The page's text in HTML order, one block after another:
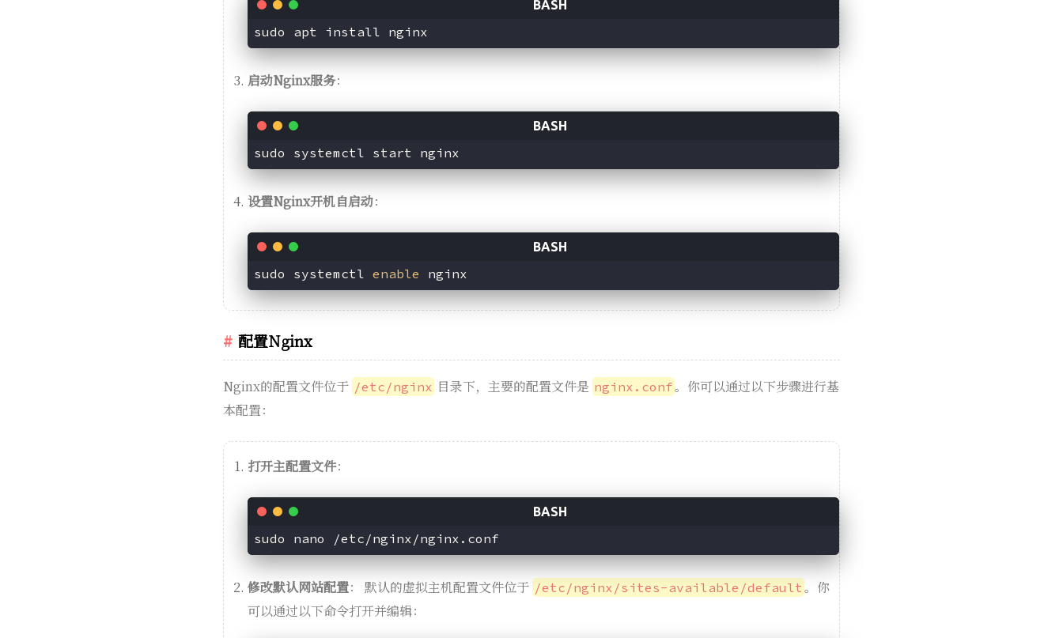
启动Nginx服务：
设置Nginx开机自启动：
sudo systemctl enable
配置Nginx
Nginx的配置文件位于 /etc/nginx 目录下，主要的配置文件是 nginx.conf。你可以通过以下步骤进行基
本配置：
打开主配置文件：
修改默认网站配置： 默认的虚拟主机配置文件位于 /etc/nginx/sites-available/default 。你
可以通过以下命令打开并编辑：